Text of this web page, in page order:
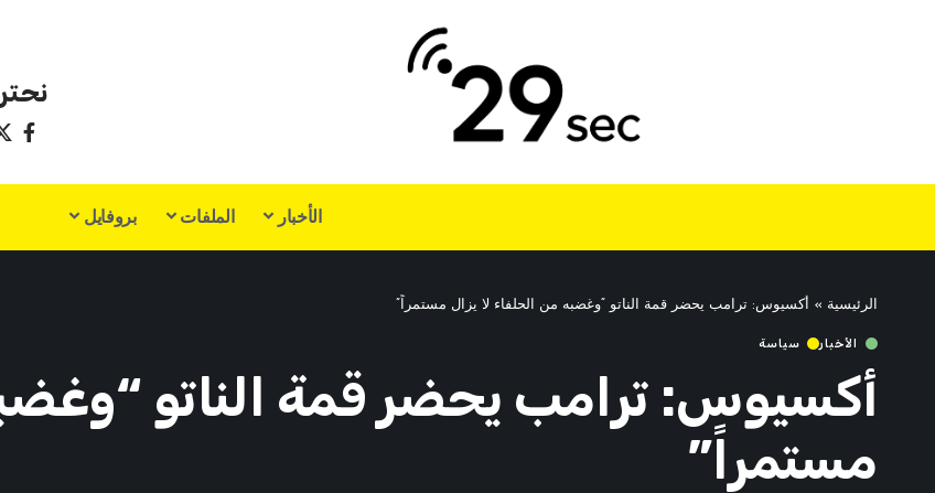
الأخبار الملفات بروفايل
الرئيسية » أكسيوس: ترامب يحضر قمة الناتو “وغضبه من الحلفاء لا يزال مستمراً”
الأخبار سياسة
أكسيوس: ترامب يحضر قمة الناتو
مستمراً”